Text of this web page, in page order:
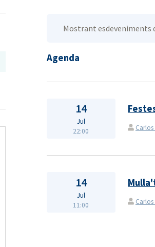
Mostrant esdeveniments
Agenda
14
Jul
22:00
14
Jul
11:00